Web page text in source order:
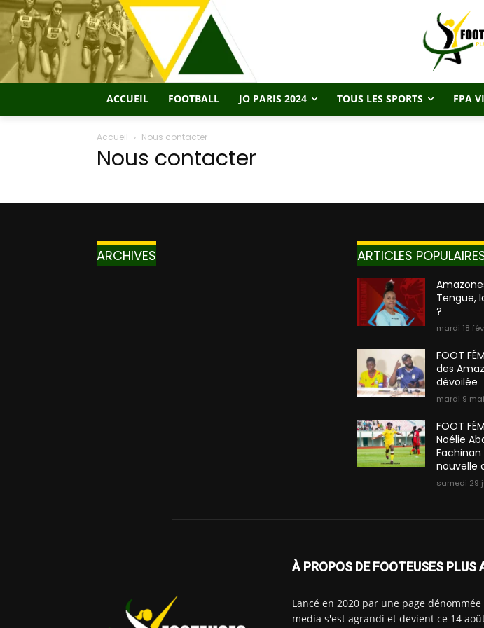
ACCUEIL FOOTBALL JO PARIS 2024 TOUS LES SPORTS FPA
Accueil Nous contacter
Nous contacter
ARCHIVES ARTICLES
Tengue,
?
mardi 18
FOOT
des
dévoilée
mardi 9
FOOT
Noélie
nouvelle
samedi 29
À PROPOS DE FOOTEUSES PLUS
Lancé en 2020 par une page dénommée
media s'est agrandi et devient ce 14 août